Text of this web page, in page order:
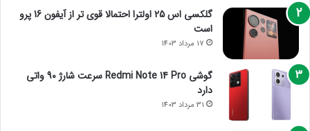
گلکسی اس 25 اولترا احتمالا قوی تر از آیفون 16 پرو
است
17 مرداد 1403
گوشی Redmi Note 14 Pro سرعت شارژ 90 واتی
دارد
31 مرداد 1403